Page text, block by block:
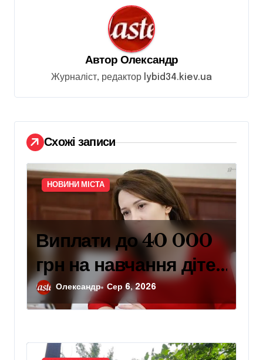
с
і
в
Автор Олександр
Журналіст, редактор lybid34.kiev.ua
Схожі записи
НОВИНИ МІСТА
Виплати до 40 000
грн на навчання дітей
захисників: умови
отримання
компенсації у Києві
Олександр Сер 6, 2026